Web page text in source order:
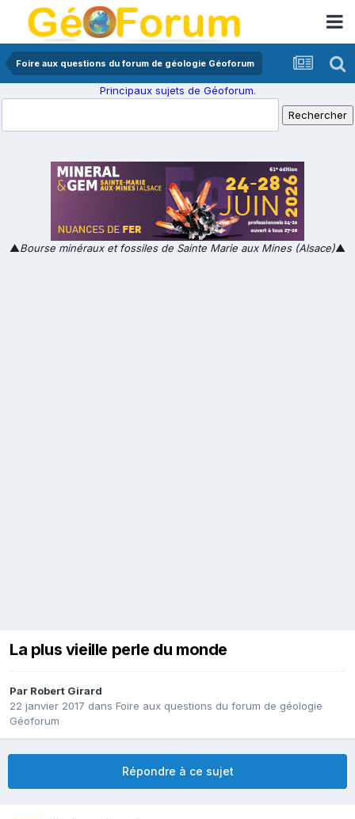
Foire aux questions du forum de géologie Géoforum
Principaux sujets de Géoforum.
▲Bourse minéraux et fossiles de Sainte Marie aux Mines (Alsace)▲
La plus vieille perle du monde
Par Robert Girard
22 janvier 2017 dans Foire aux questions du forum de géologie
Géoforum
Répondre à ce sujet